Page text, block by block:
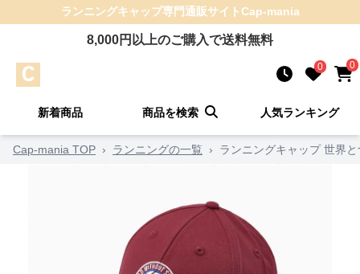
ランニングキャップ専門通販サイトCap-mania
8,000円以上のご購入で送料無料
0 0
新着商品 商品を検索 人気ランキング
Cap-mania TOP › ランニングの一覧 › ランニングキャップ 世界